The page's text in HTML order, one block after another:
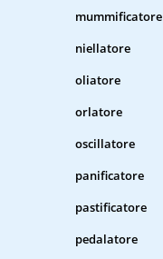
mummificatore
niellatore
oliatore
orlatore
oscillatore
panificatore
pastificatore
pedalatore